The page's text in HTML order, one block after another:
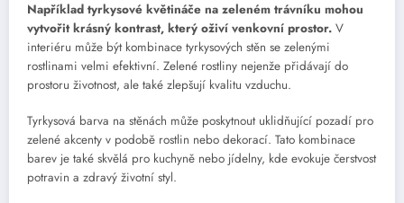
Například tyrkysové květináče na zeleném trávníku mohou
vytvořit krásný kontrast, který oživí venkovní prostor. V
interiéru může být kombinace tyrkysových stěn se zelenými
rostlinami velmi efektivní. Zelené rostliny nejenže přidávají do
prostoru životnost, ale také zlepšují kvalitu vzduchu.
Tyrkysová barva na stěnách může poskytnout uklidňující pozadí pro
zelené akcenty v podobě rostlin nebo dekorací. Tato kombinace
barev je také skvělá pro kuchyně nebo jídelny, kde evokuje čerstvost
potravin a zdravý životní styl.